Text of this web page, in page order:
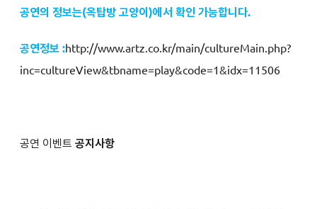
공연의 정보는(옥탑방 고양이 )에서 확인 가능합니다.
공연정보 :http://www.artz.co.kr/main/cultureMain.php?
inc=cultureView&tbname=play&code=1&idx=11506
공연 이벤트 공지사항